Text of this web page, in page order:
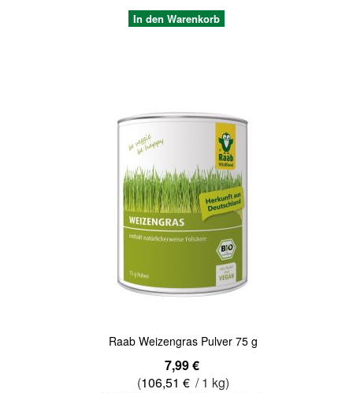
In den Warenkorb
Raab Weizengras Pulver 75 g
7,99 €
(106,51 € / 1 kg)